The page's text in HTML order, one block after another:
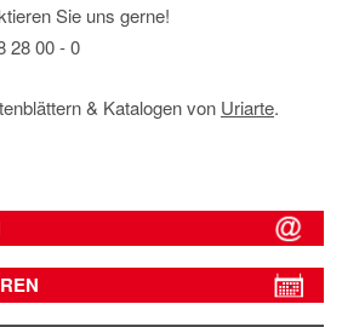
Sie uns gerne!
28 00 ‐ 0
& Katalogen von Uriarte.